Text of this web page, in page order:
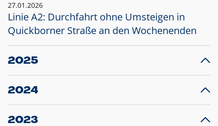
27.01.2026
Linie A2: Durchfahrt ohne Umsteigen in
Quickborner Straße an den Wochenenden
2025
23.12.2025
Projekt S5: Start der Bauarbeiten am
2024
10.12.2024
Großprojekt S5: Sperrung der Bahnstraße in
2023